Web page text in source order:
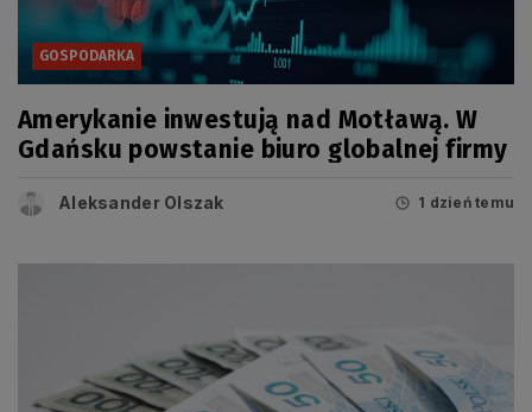
GOSPODARKA
Amerykanie inwestują nad Motławą. W
Gdańsku powstanie biuro globalnej firmy
Aleksander Olszak 1 dzień temu